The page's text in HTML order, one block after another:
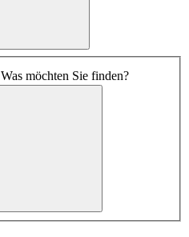
Was möchten Sie finden?